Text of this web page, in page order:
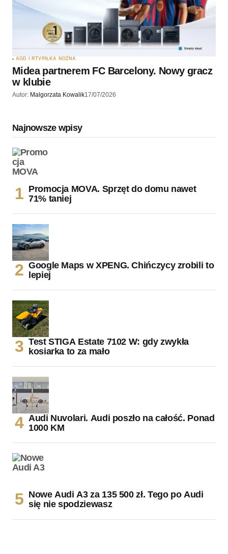
AGD I RTV PIŁKA NOŻNA
Midea partnerem FC Barcelony. Nowy gracz
w klubie
Autor: Malgorzata Kowalik17/07/2026
Najnowsze wpisy
Promocja MOVA. Sprzęt do domu nawet
71% taniej
Google Maps w XPENG. Chińczycy zrobili to
lepiej
Test STIGA Estate 7102 W: gdy zwykła
kosiarka to za mało
Audi Nuvolari. Audi poszło na całość. Ponad
1000 KM
Nowe Audi A3 za 135 500 zł. Tego po Audi
się nie spodziewasz